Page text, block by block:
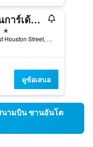
ฮิลตันการ์เด้นอินน์ แซนแอนโทนิโอ ดาวน์ทาวน์ ริเวอร์วอล์ค
408 East Houston Street, ซานอันโตนิโอ, TX, สหรัฐอเมริกา
ดูข้อเสนอ
นามบิน ซานอันโต